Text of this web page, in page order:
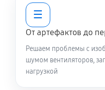
☰
От артефактов до
Решаем проблемы с
шумом вентиляторов,
нагрузкой